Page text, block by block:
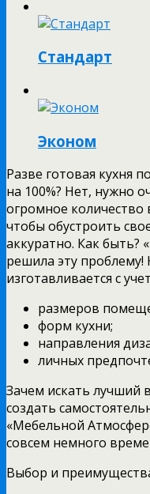
Стандарт
Эконом
Разве готовая кухня
на 100%? Нет, нужно
огромное
чтобы обустроить
аккуратно. Как быть?
решила эту проблему!
изготавливается с
размеров
форм кухни;
направления
личных
Зачем искать лучший
создать
«Мебельной
совсем немного
Выбор и